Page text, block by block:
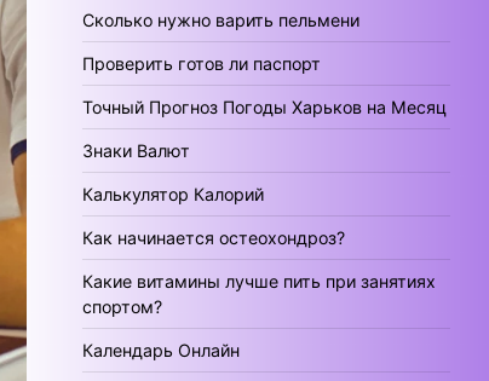
Сколько нужно варить пельмени
Проверить готов ли паспорт
Точный Прогноз Погоды Харьков на Месяц
Знаки Валют
Калькулятор Калорий
Как начинается остеохондроз?
Какие витамины лучше пить при занятиях
спортом?
Календарь Онлайн